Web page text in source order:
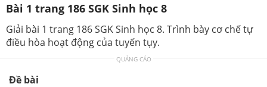
Bài 1 trang 186 SGK Sinh học 8
Giải bài 1 trang 186 SGK Sinh học 8. Trình bày cơ chế tự
điều hòa hoạt động của tuyến tụy.
QUẢNG CÁO
Đề bài